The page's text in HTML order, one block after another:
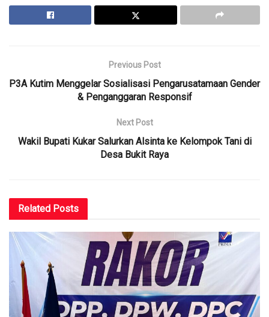
Previous Post
P3A Kutim Menggelar Sosialisasi Pengarusatamaan Gender
& Penganggaran Responsif
Next Post
Wakil Bupati Kukar Salurkan Alsinta ke Kelompok Tani di
Desa Bukit Raya
Related Posts